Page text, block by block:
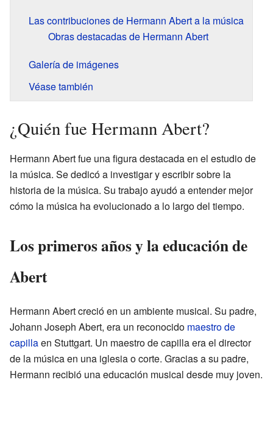
Las contribuciones de Hermann Abert a la música
Obras destacadas de Hermann Abert
Galería de imágenes
Véase también
¿Quién fue Hermann Abert?
Hermann Abert fue una figura destacada en el estudio de
la música. Se dedicó a investigar y escribir sobre la
historia de la música. Su trabajo ayudó a entender mejor
cómo la música ha evolucionado a lo largo del tiempo.
Los primeros años y la educación de
Abert
Hermann Abert creció en un ambiente musical. Su padre,
Johann Joseph Abert, era un reconocido maestro de
capillaen Stuttgart. Un maestro de capilla era el director
de la música en una iglesia o corte. Gracias a su padre,
Hermann recibió una educación musical desde muy joven.